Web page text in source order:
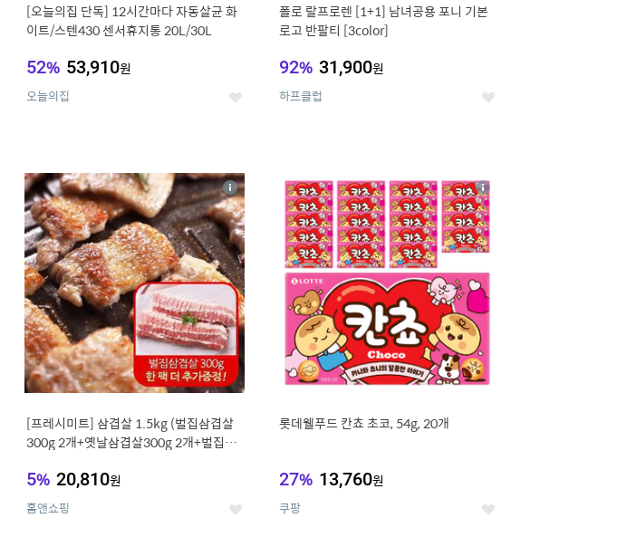
[오늘의집 단독] 12시간마다 자동살균 화
이트/스텐430 센서휴지통 20L/30L
52% 53,910원
오늘의집 좋
폴로 랄프로렌 [1+1] 남녀공용 포니 기본
로고 반팔티 [3color]
92% 31,900원
하프클럽 좋
15
[프레시미트] 삼겹살 1.5kg (벌집삼겹살
300g 2개+옛날삼겹살300g 2개+벌집삼
5% 20,810원
홈앤쇼핑 좋
상
세
16
롯데웰푸드 칸쵸 초코, 54g, 20개
27% 13,760원
쿠팡 좋
상
세